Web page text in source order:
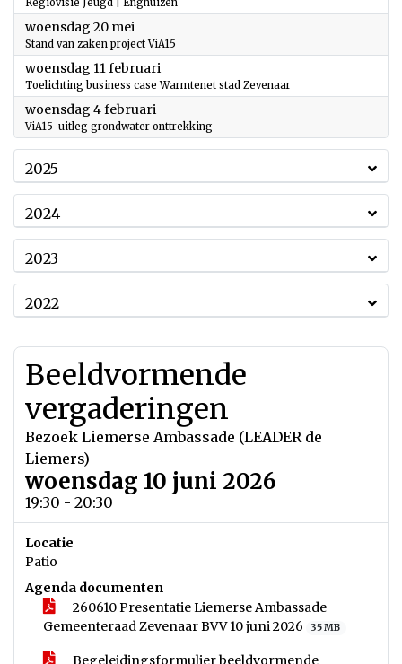
Regiovisie Jeugd | Enghuizen
woensdag 20 mei
Stand van zaken project ViA15
woensdag 11 februari
Toelichting business case Warmtenet stad Zevenaar
woensdag 4 februari
ViA15-uitleg grondwater onttrekking
2025
2024
2023
2022
Beeldvormende
vergaderingen
Bezoek Liemerse Ambassade (LEADER de
Liemers)
woensdag 10 juni 2026
19:30 - 20:30
Locatie
Patio
Agenda documenten
260610 Presentatie Liemerse Ambassade
Gemeenteraad Zevenaar BVV 10 juni 2026
35 MB
Begeleidingsformulier beeldvormende